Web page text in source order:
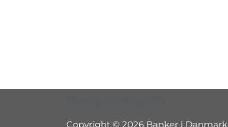
Copyright © 2026 Banker i Danmark